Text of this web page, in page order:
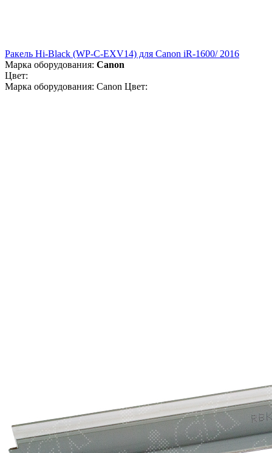
Ракель Hi-Black (WP-C-EXV14) для Canon iR-1600/ 2016
Марка оборудования: Canon
Цвет:
Марка оборудования: Canon Цвет: